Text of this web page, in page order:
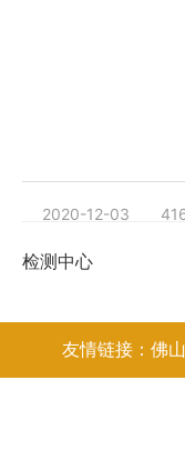
2020-12-03
检测中心
友情链接：佛